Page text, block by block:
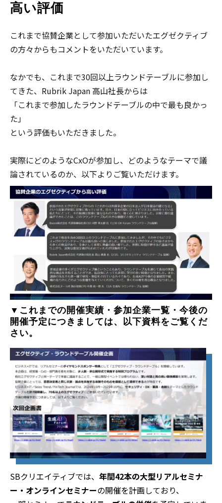
高い評価
これまで協賛企業として参加いただいたエグゼクティブ
の方々からもコメントをいただいています。
なかでも、これまで30回以上ラウンドテーブルに参加し
てきた、Rubrik Japan 高山社長からは
「これまで参加したラウンドテーブルの中で最も良かっ
た」
という評価もいただきました。
実際にどのようなCxOが参加し、どのようなテーマで議
論されているのか、以下よりご覧いただけます。
▼これまでの開催実績・参加企業一覧・今後の
開催予定につきましては、以下資料をご覧くだ
さい。
SBクリエイティブでは、 年間42本の大型リアルセミナ
ー・オンラインセミナーの開催を計画しており、